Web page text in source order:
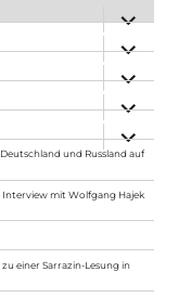
anzeigen
anzeigen
anzeigen
anzeigen
anzeigen
und Russland auf
Interview mit Wolfgang Hajek
einer Sarrazin-Lesung in